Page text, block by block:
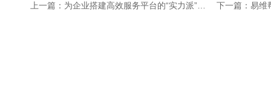
上一篇： 为企业搭建高效服务平台的“实力派”专家 下一篇： 易维